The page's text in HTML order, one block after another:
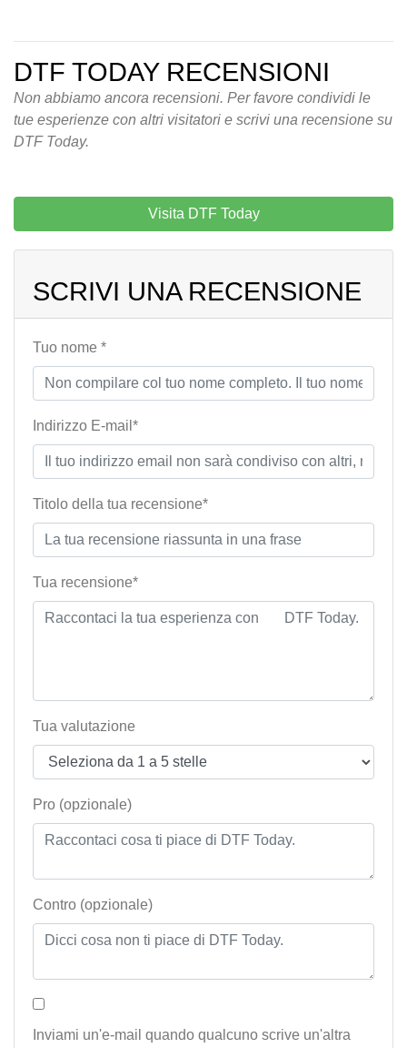
DTF TODAY RECENSIONI
Non abbiamo ancora recensioni. Per favore condividi le
tue esperienze con altri visitatori e scrivi una recensione su
DTF Today.
Visita DTF Today
SCRIVI UNA RECENSIONE
Tuo nome *
Indirizzo E-mail*
Titolo della tua recensione*
Tua recensione*
Tua valutazione
Pro (opzionale)
Contro (opzionale)
Inviami un'e-mail quando qualcuno scrive un'altra